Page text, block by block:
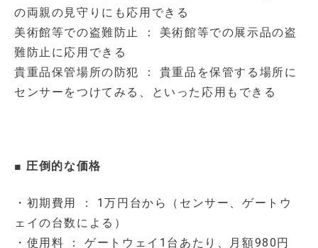
の両親の見守りにも応用できる
美術館等での盗難防止 ： 美術館等での展示品の盗
難防止に応用できる
貴重品保管場所の防犯 ： 貴重品を保管する場所に
センサーをつけてみる、といった応用もできる
■ 圧倒的な価格
・初期費用 ： 1万円台から（センサー、ゲートウ
ェイの台数による）
・使用料 ： ゲートウェイ1台あたり、月額980円